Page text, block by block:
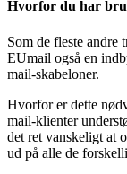
Hvorfor du har
Som de fleste andre
EUmail også en
mail-skabeloner.
Hvorfor er dette
mail-klienter
det ret vanskeligt at
ud på alle de